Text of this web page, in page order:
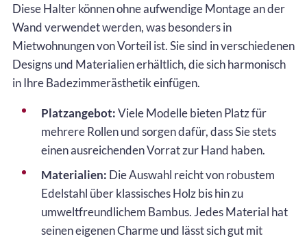
Diese Halter können ohne aufwendige Montage an der
Wand verwendet werden, was besonders in
Mietwohnungen von Vorteil ist. Sie sind in verschiedenen
Designs und Materialien erhältlich, die sich harmonisch
in Ihre Badezimmerästhetik einfügen.
Platzangebot:Viele Modelle bieten Platz für
mehrere Rollen und sorgen dafür, dass Sie stets
einen ausreichenden Vorrat zur Hand haben.
Materialien: Die Auswahl reicht von robustem
Edelstahl über klassisches Holz bis hin zu
umweltfreundlichem Bambus. Jedes Material hat
seinen eigenen Charme und lässt sich gut mit